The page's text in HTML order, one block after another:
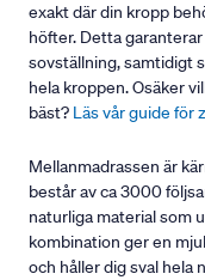
exakt där din kropp
höfter. Detta
sovställning, samtidigt
hela kroppen. Osäker
bäst? Läs vår guide för
Mellanmadrassen är
består av ca 3000
naturliga material som
kombination ger en
och håller dig sval hela